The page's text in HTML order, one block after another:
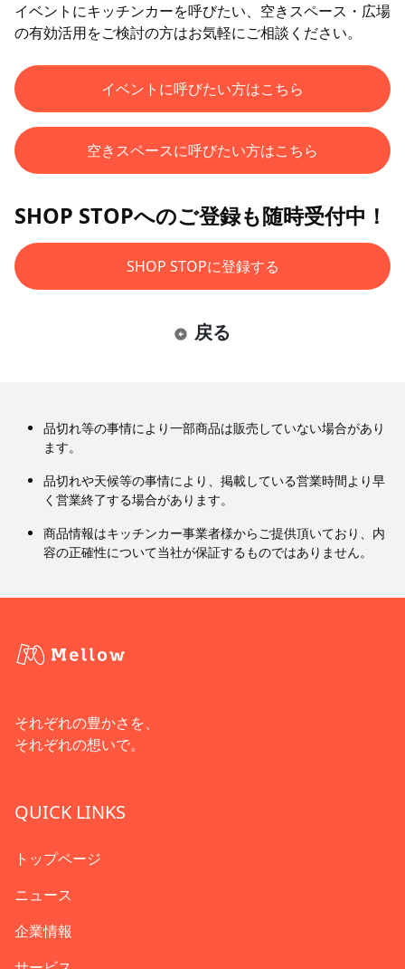
イベントにキッチンカーを呼びたい、空きスペース・広場
の有効活用をご検討の方はお気軽にご相談ください。
イベントに呼びたい方はこちら
空きスペースに呼びたい方はこちら
SHOP STOPへのご登録も随時受付中！
SHOP STOPに登録する
戻る
品切れ等の事情により一部商品は販売していない場合があり
ます。
品切れや天候等の事情により、掲載している営業時間より早
く営業終了する場合があります。
商品情報はキッチンカー事業者様からご提供頂いており、内
容の正確性について当社が保証するものではありません。
それぞれの豊かさを、
それぞれの想いで。
QUICK LINKS
トップページ
ニュース
企業情報